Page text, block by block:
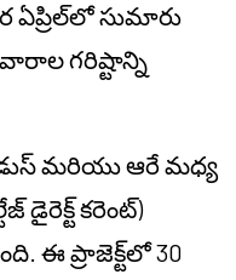
ఏప్రిల్‌లో సుమారు
గరిష్టాన్ని
మరియు ఆరే మధ్య
డైరెక్ట్ కరెంట్)
ఈ ప్రాజెక్ట్‌లో 30